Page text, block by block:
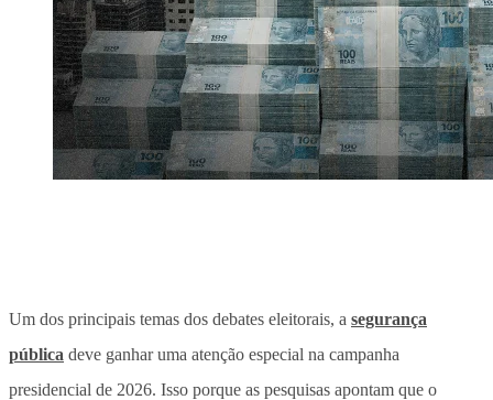
Um dos principais temas dos debates eleitorais, a segurança
pública deve ganhar uma atenção especial na campanha
presidencial de 2026. Isso porque as pesquisas apontam que o